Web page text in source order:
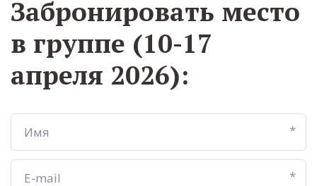
Забронировать место
в группе (10-17
апреля 2026):
*
*